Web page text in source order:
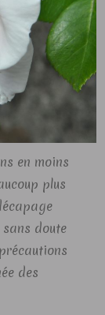
en moins
plus
doute
des